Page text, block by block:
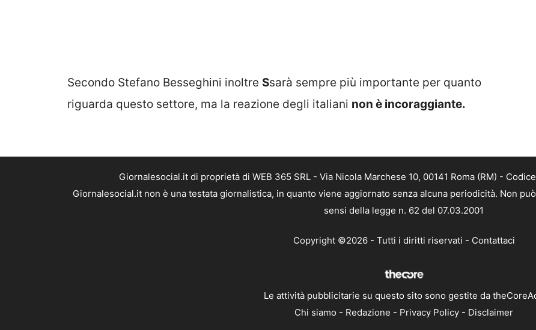
Secondo Stefano Besseghini inoltre Ssarà sempre più importante per quanto
riguarda questo settore, ma la reazione degli italiani non è incoraggiante.
Giornalesocial.it di proprietà di WEB 365 SRL - Via Nicola Marchese 10, 00141 Roma (RM) -
Giornalesocial.it non è una testata giornalistica, in quanto viene aggiornato senza alcuna periodicità. Non
sensi della legge n. 62 del 07.03.2001
Copyright ©2026 - Tutti i diritti riservati - Contattaci
Le attività pubblicitarie su questo sito sono gestite da
Chi siamo - Redazione - Privacy Policy - Disclaimer